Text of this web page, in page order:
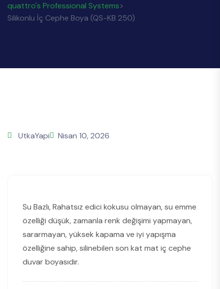
quattro's Professional Systems>
Silikonlu İç Cephe Boya (QS-KB 250)
UtkaYapi Nisan 10, 2026
Su Bazlı, Rahatsız edici kokusu olmayan, su emme
özelliği düşük, zamanla renk değişimi yapmayan,
sararmayan, yüksek kapama ve iyi yapışma
özelliğine sahip, silinebilen son kat mat iç cephe
duvar boyasıdır.